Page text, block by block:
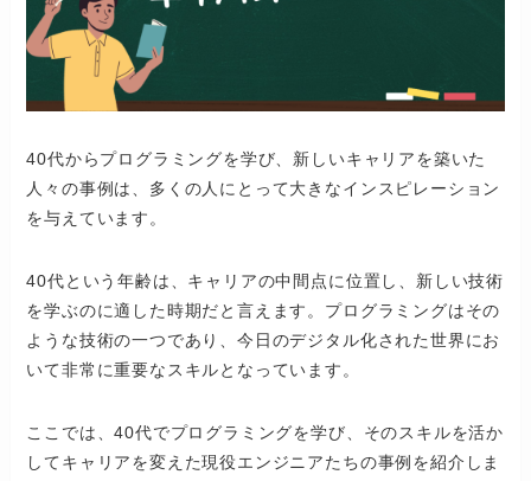
40代からプログラミングを学び、新しいキャリアを築いた
人々の事例は、多くの人にとって大きなインスピレーション
を与えています。
40代という年齢は、キャリアの中間点に位置し、新しい技術
を学ぶのに適した時期だと言えます。プログラミングはその
ような技術の一つであり、今日のデジタル化された世界にお
いて非常に重要なスキルとなっています。
ここでは、40代でプログラミングを学び、そのスキルを活か
してキャリアを変えた現役エンジニアたちの事例を紹介しま